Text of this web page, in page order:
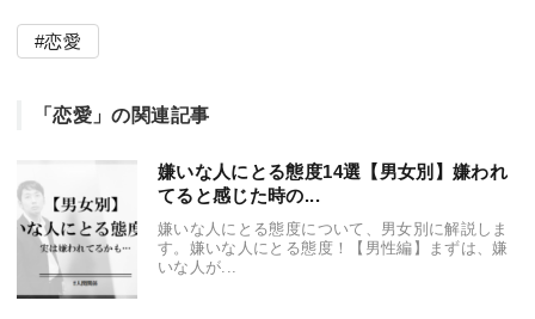
恋愛
「恋愛」の関連記事
嫌いな人にとる態度14選【男女別】嫌われ
てると感じた時の...
嫌いな人にとる態度について、男女別に解説しま
す。嫌いな人にとる態度！【男性編】まずは、嫌
いな人が...